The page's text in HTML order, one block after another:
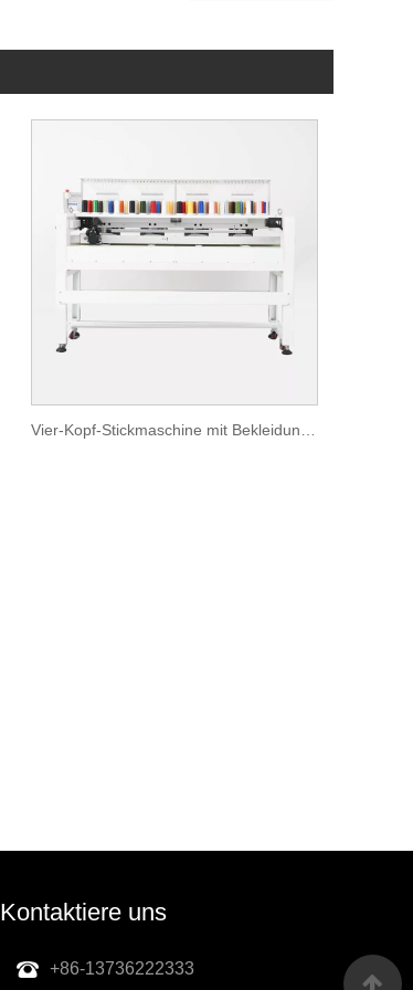
Vier-Kopf-Stickmaschine mit Bekleidungsfunktion
Kontaktiere uns
+86-13736222333